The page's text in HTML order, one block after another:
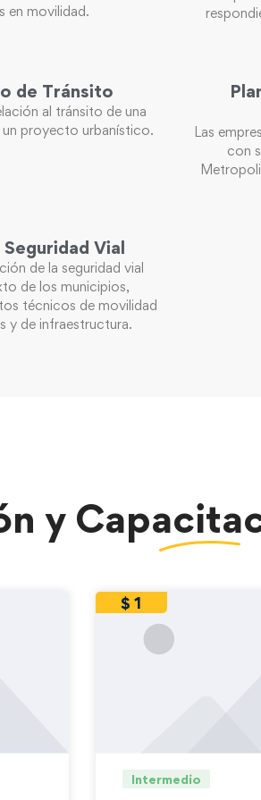
en movilidad.
de Tránsito
al tránsito de una
proyecto urbanístico.
Las
con
Vial
de la seguridad vial
de los municipios,
técnicos de movilidad
y de infraestructura.
y
$ 1
Intermedio